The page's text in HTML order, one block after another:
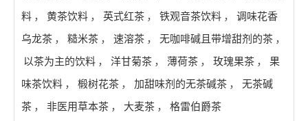
料 ， 黄茶饮料 ， 英式红茶 ， 铁观音茶饮料 ，
调味花香
乌龙茶 ， 糙米茶 ， 速溶茶 ， 无咖啡碱且带增甜剂的茶 ，
以茶为主的饮料 ， 洋甘菊茶 ， 薄荷茶 ， 玫瑰果茶 ，
果
味茶饮料 ， 椴树花茶 ， 加甜味剂的无茶碱茶 ，
无茶碱
茶 ， 非医用草本茶 ， 大麦茶 ， 格雷伯爵茶